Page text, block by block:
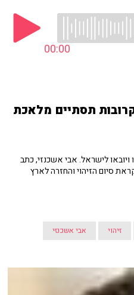
00:00
תסתיים מלאכת
ויובאו לישראל. אבי אשכנזי, כתב
סיום הזיהוי והחזרה לארץ
זיהוי אבי אשכנזי